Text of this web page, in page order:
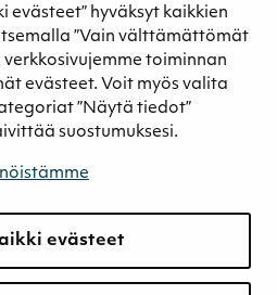
evästeet” hyväksyt kaikkien
”Vain välttämättömät
verkkosivujemme toiminnan
evästeet. Voit myös valita
”Näytä tiedot”
suostumuksesi.
evästeet